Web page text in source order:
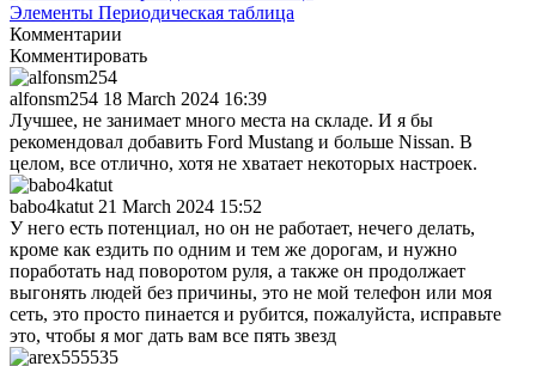
Элементы Периодическая таблица
Комментарии
Комментировать
alfonsm254 18 March 2024 16:39
Лучшее, не занимает много места на складе. И я бы
рекомендовал добавить Ford Mustang и больше Nissan. В
целом, все отлично, хотя не хватает некоторых настроек.
babo4katut 21 March 2024 15:52
У него есть потенциал, но он не работает, нечего делать,
кроме как ездить по одним и тем же дорогам, и нужно
поработать над поворотом руля, а также он продолжает
выгонять людей без причины, это не мой телефон или моя
сеть, это просто пинается и рубится, пожалуйста, исправьте
это, чтобы я мог дать вам все пять звезд